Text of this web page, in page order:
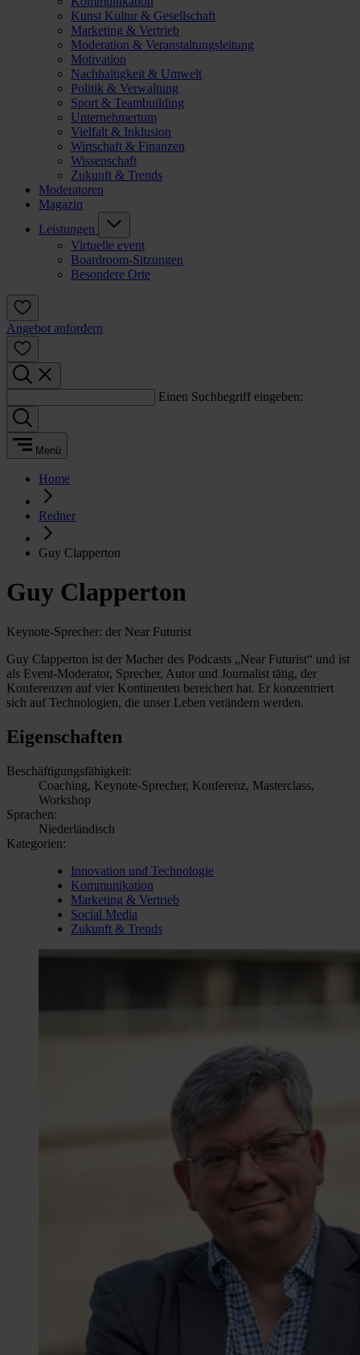
Kunst Kultur & Gesellschaft
Marketing & Vertrieb
Moderation & Veranstaltungsleitung
Motivation
Nachhaltigkeit & Umwelt
Politik & Verwaltung
Sport & Teambuilding
Unternehmertum
Vielfalt & Inklusion
Wirtschaft & Finanzen
Wissenschaft
Zukunft & Trends
Moderatoren
Magazin
Leistungen
Virtuelle event
Boardroom-Sitzungen
Besondere Orte
Angebot anfordern
Einen Suchbegriff eingeben:
Menü
Home
Redner
Guy Clapperton
Guy Clapperton
Keynote-Sprecher: der Near Futurist
Guy Clapperton ist der Macher des Podcasts „Near Futurist“ und ist
als Event-Moderator, Sprecher, Autor und Journalist tätig, der
Konferenzen auf vier Kontinenten bereichert hat. Er konzentriert
sich auf Technologien, die unser Leben verändern werden.
Eigenschaften
Beschäftigungsfähigkeit:
Coaching, Keynote-Sprecher, Konferenz, Masterclass,
Workshop
Sprachen:
Niederländisch
Kategorien:
Innovation und Technologie
Kommunikation
Marketing & Vertrieb
Social Media
Zukunft & Trends